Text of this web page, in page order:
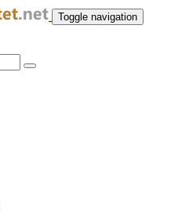
Toggle navigation